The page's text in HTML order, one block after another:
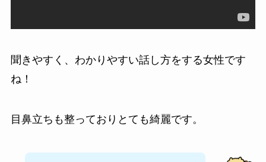
聞きやすく、わかりやすい話し方をする女性です
ね！
目鼻立ちも整っておりとても綺麗です。